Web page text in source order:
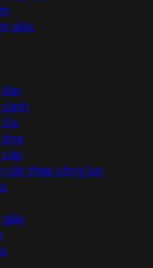
giác
tôn
tỉa
cắt thép cộng lực